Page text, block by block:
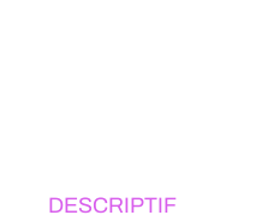
DESCRIPTIF